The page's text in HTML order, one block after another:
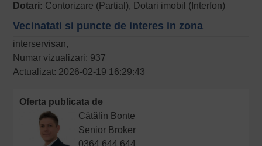
Dotari: Contorizare (Partial), Dotari imobil (Interfon)
Vecinatati si puncte de interes in zona
interservisan,
Numar vizualizari: 937
Actualizat: 2026-02-19 16:29:43
Oferta publicata de
Cătălin Bonte
Senior Broker